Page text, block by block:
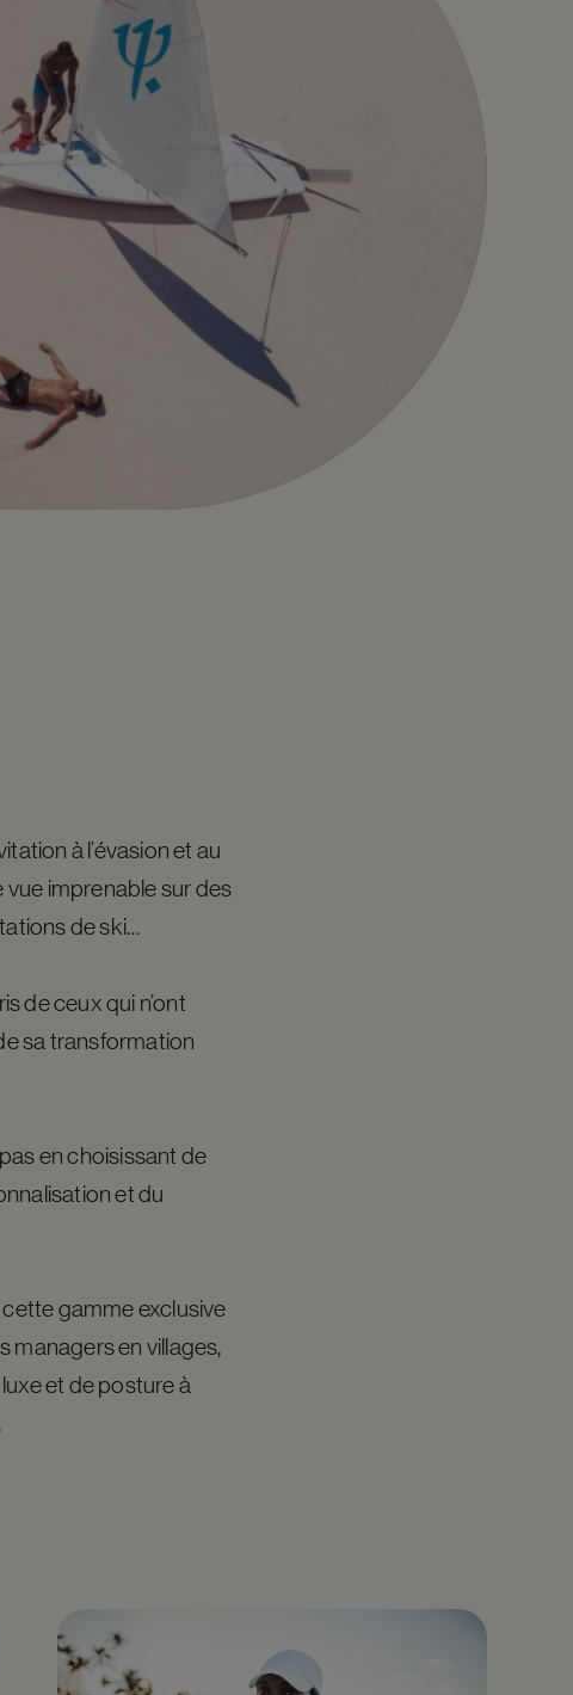
à l’évasion et au
vue imprenable sur des
de ski…
de ceux qui n’ont
sa transformation
en choisissant de
et du
gamme exclusive
managers en villages,
et de posture à